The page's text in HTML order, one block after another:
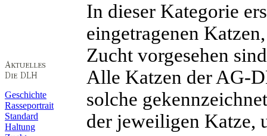
Geschichte
Rasseportrait
Standard
Haltung
In dieser Kategorie
eingetragenen
Zucht vorgesehen
Alle Katzen der AG-
solche
der jeweiligen Katze,